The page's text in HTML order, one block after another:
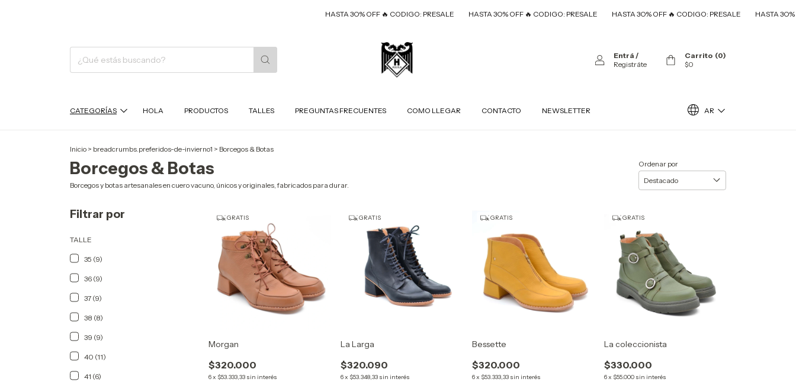
HASTA 3O% OFF 🔥 CODIGO: PRESALE HASTA 3O% OFF 🔥 CODIGO: PRESALE HASTA 3O% OFF 🔥 CODIGO: PRESALE HASTA 3O% OFF 🔥
Entrá /
Registráte
Carrito (0)
$0
CATEGORÍAS HOLA PRODUCTOS TALLES PREGUNTAS FRECUENTES COMO LLEGAR CONTACTO NEWSLETTER AR
Inicio > breadcrumbs.preferidos-de-invierno1 > Borcegos & Botas
Borcegos & Botas
Borcegos y botas artesanales en cuero vacuno, únicos y originales, fabricados para durar.
Ordenar por
Filtrar por
TALLE
35 (9)
36 (9)
37 (9)
38 (8)
39 (9)
40 (11)
41 (6)
GRATIS
Morgan
$320.000
6x $53.333,33 sin interés
GRATIS
La Larga
$320.090
6x $53.348,33 sin interés
GRATIS
Bessette
$320.000
6x $53.333,33 sin interés
GRATIS
La coleccionista
$330.000
6x $55.000 sin interés